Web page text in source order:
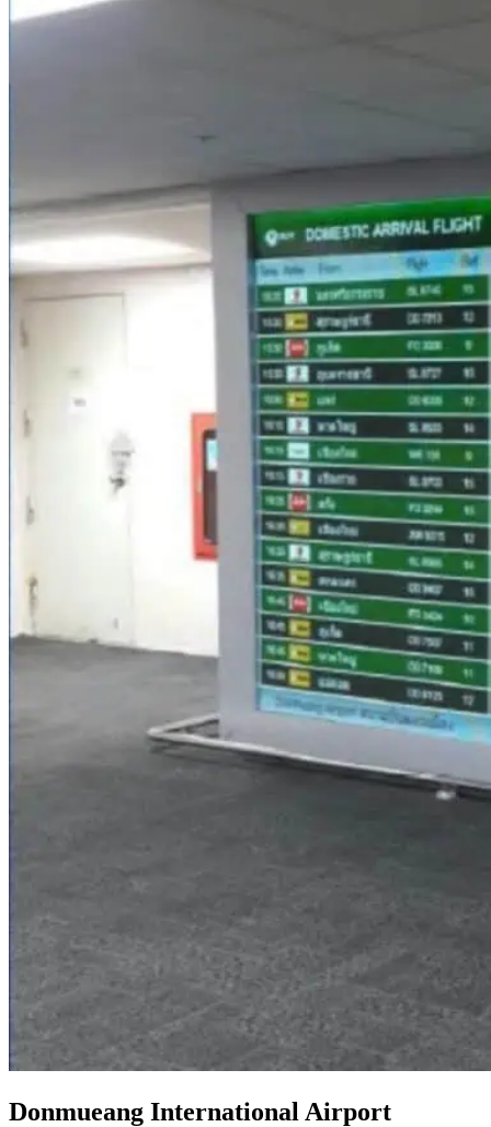
Donmueang International Airport